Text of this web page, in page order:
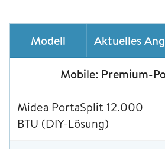
Modell Aktuelles
Mobile: Premium-
Midea PortaSplit 12.000
BTU (DIY-Lösung)